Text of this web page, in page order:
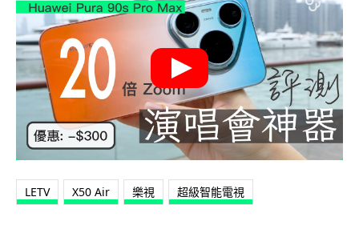
LETV X50 Air 樂視 超級智能電視